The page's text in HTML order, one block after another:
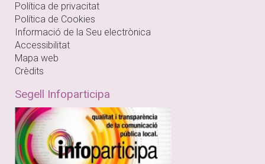
Política de privacitat
Política de Cookies
Informació de la Seu electrònica
Accessibilitat
Mapa web
Crèdits
Segell Infoparticipa